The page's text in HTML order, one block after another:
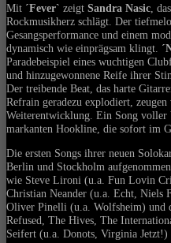
Mit ´Fever` zeigt Sandra Nasic ,
Rockmusikherz schlägt. Der
Gesangsperformance und einem
dynamisch wie einprägsam klingt.
Paradebeispiel eines wuchtigen
und hinzugewonnene Reife ihrer
Der treibende Beat, das harte
Refrain geradezu explodiert, zeugen
Weiterentwicklung. Ein Song
markanten Hookline, die sofort im
Die ersten Songs ihrer neuen
Berlin und Stockholm
wie Steve Lironi (u.a. Fun Lovin
Christian Neander (u.a. Echt, Niels
Oliver Pinelli (u.a. Wolfsheim) und
Refused, The Hives, The
Seifert (u.a. Donots, Virginia Jetzt!)